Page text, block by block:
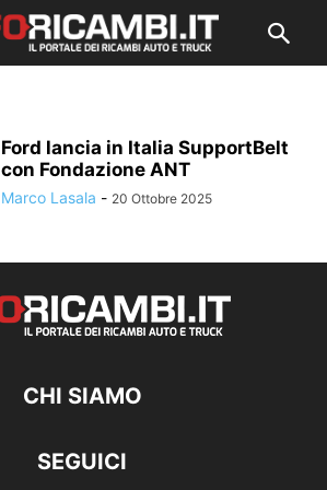
Ford lancia in Italia SupportBelt
con Fondazione ANT
Marco Lasala - 20 Ottobre 2025
CHI SIAMO
SEGUICI